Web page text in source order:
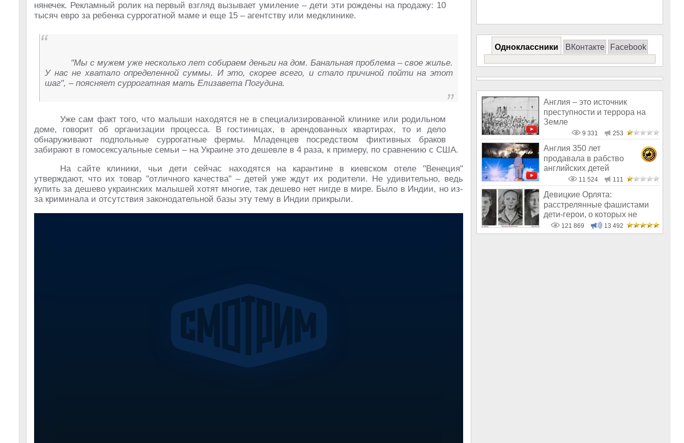
нянечек. Рекламный ролик на первый взгляд вызывает умиление – дети эти рождены на продажу: 10
тысяч евро за ребенка суррогатной маме и еще 15 – агентству или медклинике.
"Мы с мужем уже несколько лет собираем деньги на дом. Банальная проблема – свое жилье.
У нас не хватало определенной суммы. И это, скорее всего, и стало причиной пойти на этот
шаг", – поясняет суррогатная мать Елизавета Погудина.
Уже сам факт того, что малыши находятся не в специализированной клинике или родильном
доме, говорит об организации процесса. В гостиницах, в арендованных квартирах, то и дело
обнаруживают подпольные суррогатные фермы. Младенцев посредством фиктивных браков
забирают в гомосексуальные семьи – на Украине это дешевле в 4 раза, к примеру, по сравнению с США.
На сайте клиники, чьи дети сейчас находятся на карантине в киевском отеле "Венеция"
утверждают, что их товар "отличного качества" – детей уже ждут их родители. Не удивительно, ведь
купить за дешево украинских малышей хотят многие, так дешево нет нигде в мире. Было в Индии, но из-
за криминала и отсутствия законодательной базы эту тему в Индии прикрыли.
Одноклассники ВКонтакте Facebook
Англия – это источник
преступности и террора на
Земле
9 331 253
Англия 350 лет
продавала в рабство
английских детей
11 524 111
Девицкие Орлята:
расстрелянные фашистами
дети-герои, о которых не
рассказывают в шк
121 869 13 492